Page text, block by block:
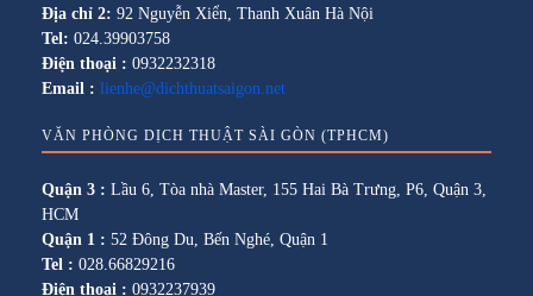
Địa chỉ 2: 92 Nguyễn Xiển, Thanh Xuân Hà Nội
Tel: 024.39903758
Điện thoại : 0932232318
Email : lienhe@dichthuatsaigon.net
VĂN PHÒNG DỊCH THUẬT SÀI GÒN (TPHCM)
Quận 3 : Lầu 6, Tòa nhà Master, 155 Hai Bà Trưng, P6, Quận 3,
HCM
Quận 1 : 52 Đông Du, Bến Nghé, Quận 1
Tel : 028.66829216
Điện thoại : 0932237939